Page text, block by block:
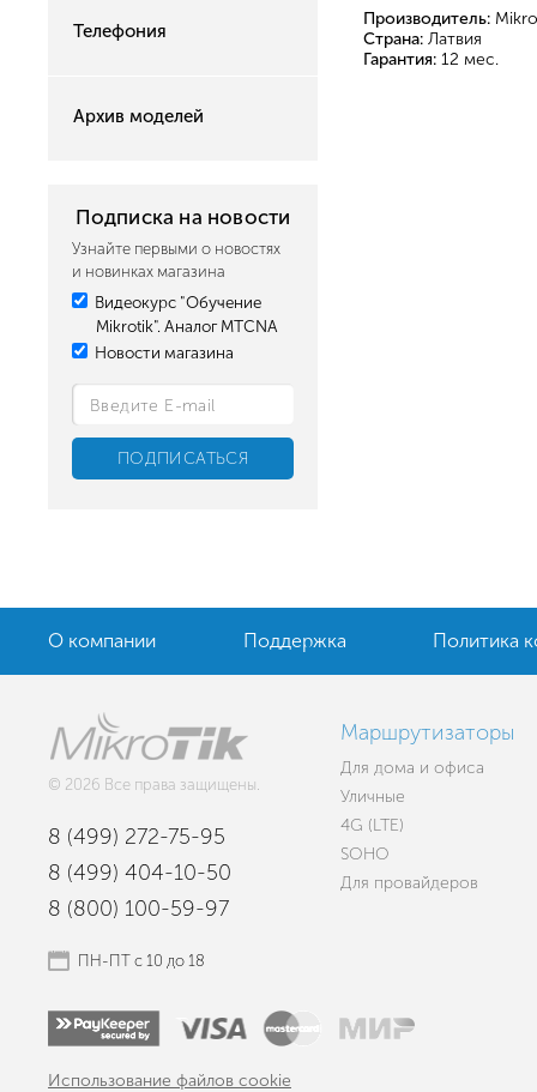
Телефония
Архив моделей
Подписка на новости
Узнайте первыми о новостях
и новинках магазина
Видеокурс "Обучение
Mikrotik". Аналог MTCNA
Новости магазина
Производитель:
Страна: Латвия
Гарантия: 12 мес.
О компании Поддержка Политика
© 2026 Все права защищены.
8 (499) 272-75-95
8 (499) 404-10-50
8 (800) 100-59-97
ПН-ПТ с 10 до 18
Маршрутизаторы
Для дома и офиса
Уличные
4G (LTE)
SOHO
Для провайдеров
Использование файлов cookie